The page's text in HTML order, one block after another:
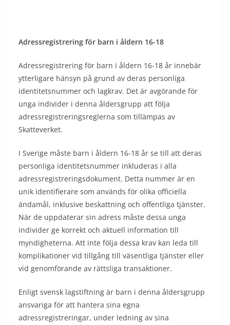
Adressregistrering för barn i åldern 16-18
Adressregistrering för barn i åldern 16-18 år innebär
ytterligare hänsyn på grund av deras personliga
identitetsnummer och lagkrav. Det är avgörande för
unga individer i denna åldersgrupp att följa
adressregistreringsreglerna som tillämpas av
Skatteverket.
I Sverige måste barn i åldern 16-18 år se till att deras
personliga identitetsnummer inkluderas i alla
adressregistreringsdokument. Detta nummer är en
unik identifierare som används för olika officiella
ändamål, inklusive beskattning och offentliga tjänster.
När de uppdaterar sin adress måste dessa unga
individer ge korrekt och aktuell information till
myndigheterna. Att inte följa dessa krav kan leda till
komplikationer vid tillgång till väsentliga tjänster eller
vid genomförande av rättsliga transaktioner.
Enligt svensk lagstiftning är barn i denna åldersgrupp
ansvariga för att hantera sina egna
adressregistreringar, under ledning av sina